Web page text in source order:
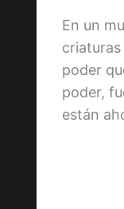
En un
poder
poder,
están